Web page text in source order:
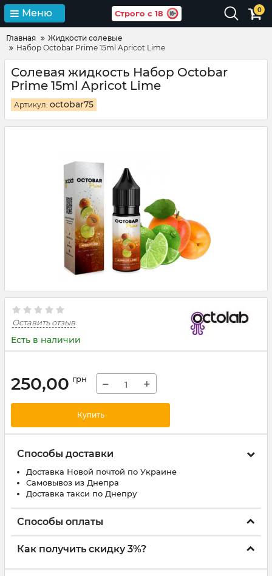
Меню Строго с 18 0
Главная
Жидкости солевые
Набор Octobar Prime 15ml Apricot Lime
Солевая жидкость Набор Octobar
Prime 15ml Apricot Lime
Артикул: octobar75
Оставить отзыв
Есть в наличии
250,00 грн − +
Купить
Способы доставки
Доставка Новой почтой по Украине
Самовывоз из Днепра
Доставка такси по Днепру
Способы оплаты
Как получить скидку 3%?